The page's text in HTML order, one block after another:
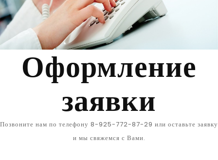
Оформление
заявки
Позвоните нам по телефону 8-925-772-87-29 или оставьте заявку
и мы свяжемся с Вами.